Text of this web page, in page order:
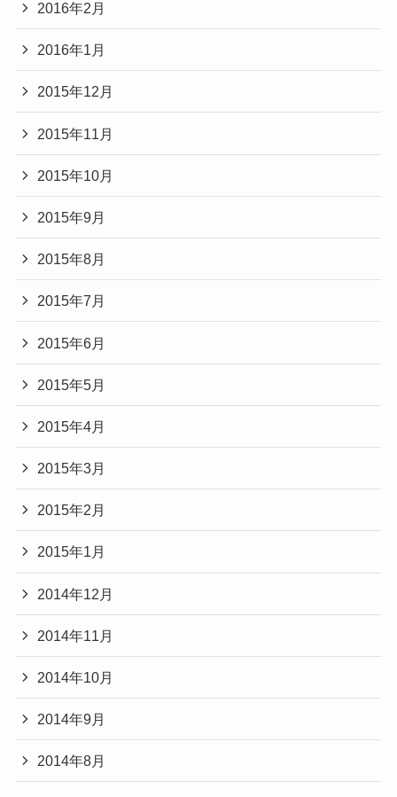
2016年2月
2016年1月
2015年12月
2015年11月
2015年10月
2015年9月
2015年8月
2015年7月
2015年6月
2015年5月
2015年4月
2015年3月
2015年2月
2015年1月
2014年12月
2014年11月
2014年10月
2014年9月
2014年8月